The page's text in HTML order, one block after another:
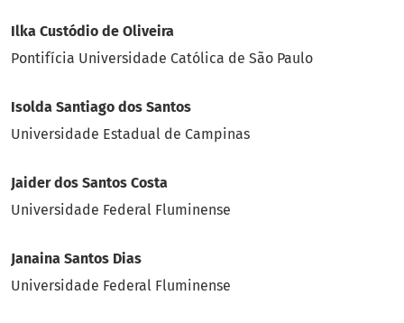
Ilka Custódio de Oliveira
Pontifícia Universidade Católica de São Paulo
Isolda Santiago dos Santos
Universidade Estadual de Campinas
Jaider dos Santos Costa
Universidade Federal Fluminense
Janaina Santos Dias
Universidade Federal Fluminense